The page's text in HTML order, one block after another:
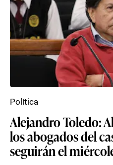
Alejandro Toledo:
los abogados del
seguirán el
Política